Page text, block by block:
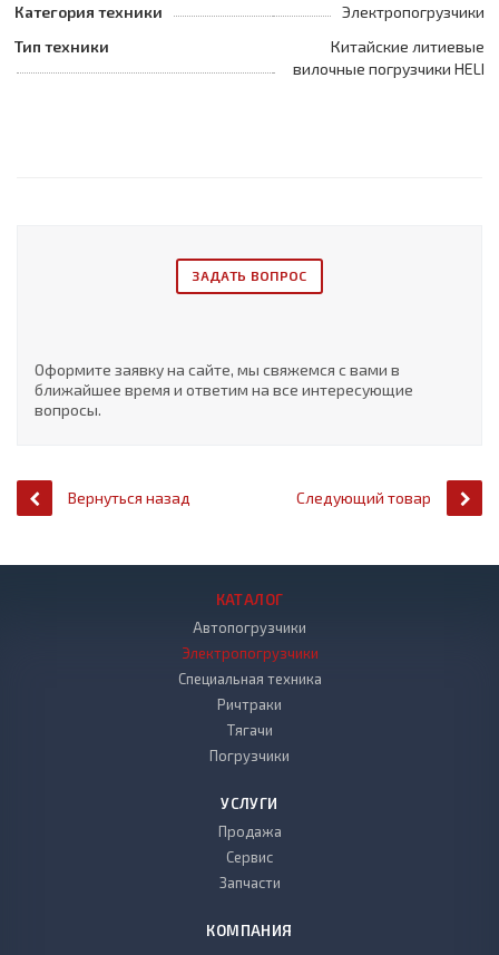
Категория техники
Электропогрузчики
Тип техники
Китайские литиевые
вилочные погрузчики HELI
ЗАДАТЬ ВОПРОС
Оформите заявку на сайте, мы свяжемся с вами в
ближайшее время и ответим на все интересующие
вопросы.
Вернуться назад Следующий товар
КАТАЛОГ
Автопогрузчики
Электропогрузчики
Специальная техника
Ричтраки
Тягачи
Погрузчики
УСЛУГИ
Продажа
Сервис
Запчасти
КОМПАНИЯ